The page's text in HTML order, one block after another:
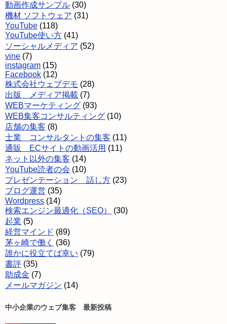
動画作成サンプル (30)
機材 ソフトウェア (31)
YouTube (118)
YouTube使い方 (41)
ソーシャルメディア (52)
vine (7)
instagram (15)
Facebook (12)
株式会社ウェブデモ (28)
出版 メディア掲載 (7)
WEBマーケティング (93)
WEB集客コンサルティング (10)
店舗の集客 (8)
士業 コンサルタントの集客 (11)
通販 ECサイトの動画活用 (11)
ネット以外の集客 (14)
YouTube読者の会 (10)
プレゼンテーション 話し方 (23)
ブログ運営 (35)
Wordpress (14)
検索エンジン最適化（SEO）
(30)
起業 (5)
経営マインド (89)
茅ヶ崎で働く
(36)
誰かに役立てば幸い (79)
書評 (35)
助成金 (7)
メールマガジン (14)
中小企業のウェブ集客 最新投稿